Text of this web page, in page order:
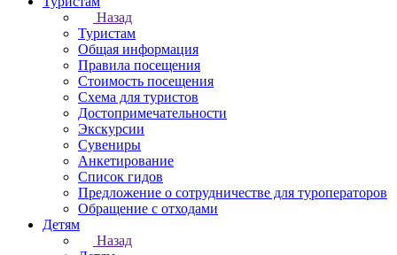
Назад
Туристам
Общая информация
Правила посещения
Стоимость посещения
Схема для туристов
Достопримечательности
Экскурсии
Сувениры
Анкетирование
Список гидов
Предложение о сотрудничестве для туроператоров
Обращение с отходами
Детям
Назад